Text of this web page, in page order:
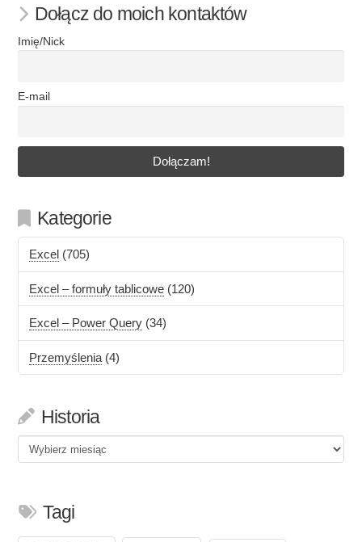
Dołącz do moich kontaktów
Imię/Nick
E-mail
Kategorie
Excel (705)
Excel – formuły tablicowe (120)
Excel – Power Query (34)
Przemyślenia (4)
Historia
Historia
Tagi